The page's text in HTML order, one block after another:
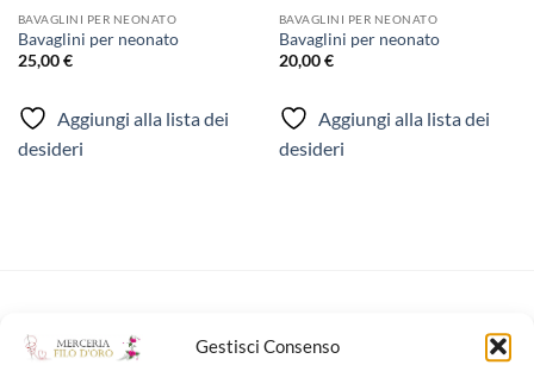
Gestisci Consenso
BAVAGLINI PER NEONATO
Bavaglini per neonato
25,00€
Aggiungi alla lista dei
desideri
BAVAGLINI PER NEONATO
Bavaglini per neonato
20,00€
Aggiungi alla lista dei
desideri